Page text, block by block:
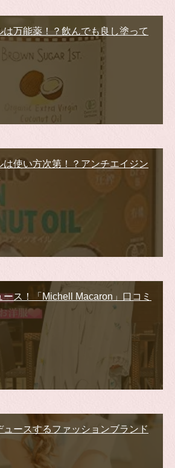
は万能薬！？飲んでも良し塗って
は使い方次第！？アンチエイジン
ス！「Michell Macaron」口コミ
ュースするファッションブランド